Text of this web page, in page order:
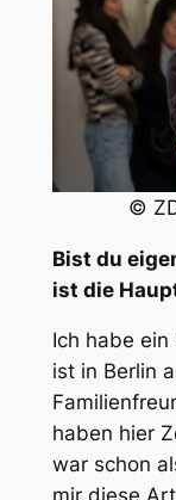
©
Bist du
ist die
Ich habe
ist in Berlin
haben hier
war schon